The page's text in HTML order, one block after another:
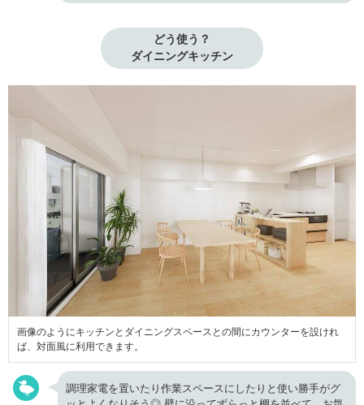
どう使う？
ダイニングキッチン
画像のようにキッチンとダイニングスペースとの間にカウンターを設けれ
ば、対面風に利用できます。
調理家電を置いたり作業スペースにしたりと使い勝手がグ